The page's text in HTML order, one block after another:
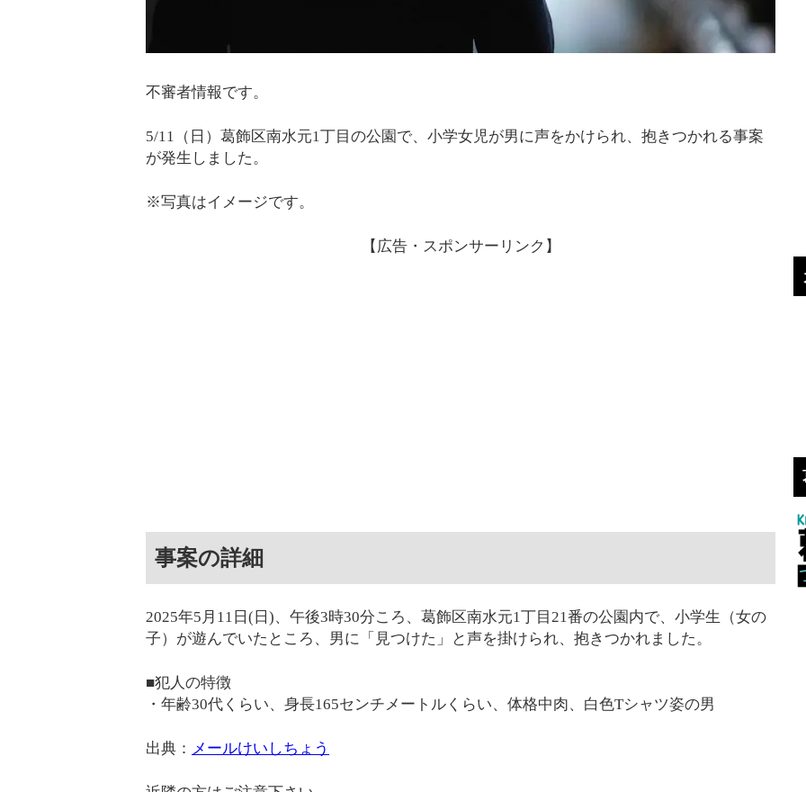
不審者情報です。
5/11（日）葛飾区南水元1丁目の公園で、小学女児が男に声をかけられ、抱きつかれる事案
が発生しました。
※写真はイメージです。
【広告・スポンサーリンク】
事案の詳細
2025年5月11日(日)、午後3時30分ころ、葛飾区南水元1丁目21番の公園内で、小学生（女の
子）が遊んでいたところ、男に「見つけた」と声を掛けられ、抱きつかれました。
■犯人の特徴
・年齢30代くらい、身長165センチメートルくらい、体格中肉、白色Tシャツ姿の男
出典： メールけいしちょう